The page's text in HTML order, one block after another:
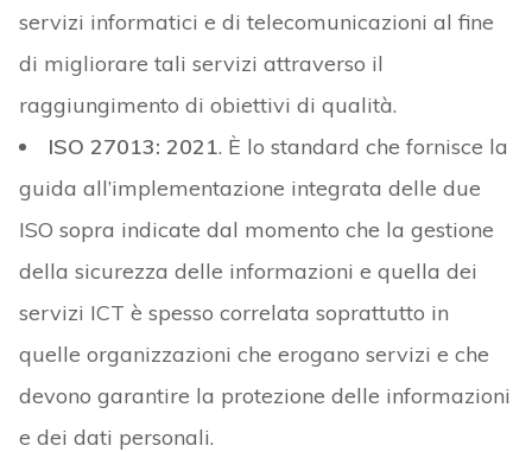
servizi informatici e di telecomunicazioni al fine
di migliorare tali servizi attraverso il
raggiungimento di obiettivi di qualità.
ISO 27013: 2021. È lo standard che fornisce la
guida all’implementazione integrata delle due
ISO sopra indicate dal momento che la gestione
della sicurezza delle informazioni e quella dei
servizi ICT è spesso correlata soprattutto in
quelle organizzazioni che erogano servizi e che
devono garantire la protezione delle informazioni
e dei dati personali.